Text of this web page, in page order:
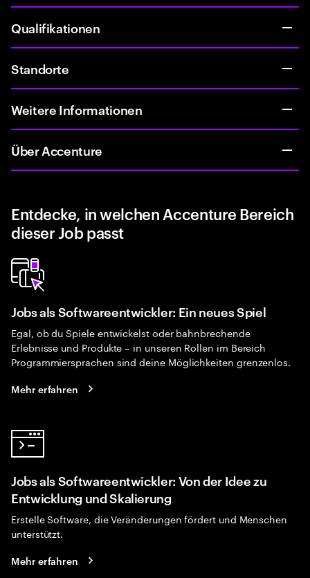
Qualifikationen
Standorte
Weitere Informationen
Über Accenture
Entdecke, in welchen Accenture Bereich
dieser Job passt
Jobs als Softwareentwickler: Ein neues Spiel
Egal, ob du Spiele entwickelst oder bahnbrechende
Erlebnisse und Produkte – in unseren Rollen im Bereich
Programmiersprachen sind deine Möglichkeiten grenzenlos.
Mehr erfahren
Jobs als Softwareentwickler: Von der Idee zu
Entwicklung und Skalierung
Erstelle Software, die Veränderungen fördert und Menschen
unterstützt.
Mehr erfahren